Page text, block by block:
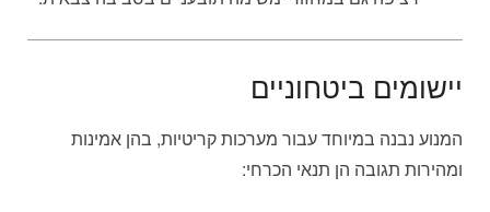
יישומים ביטחוניים
המנוע נבנה במיוחד עבור מערכות קריטיות, בהן אמינות
ומהירות תגובה הן תנאי הכרחי: